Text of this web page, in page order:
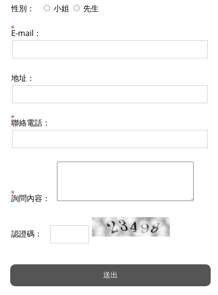
性別： 小姐 先生
E-mail：
地址：
聯絡電話：
詢問內容：
認證碼：